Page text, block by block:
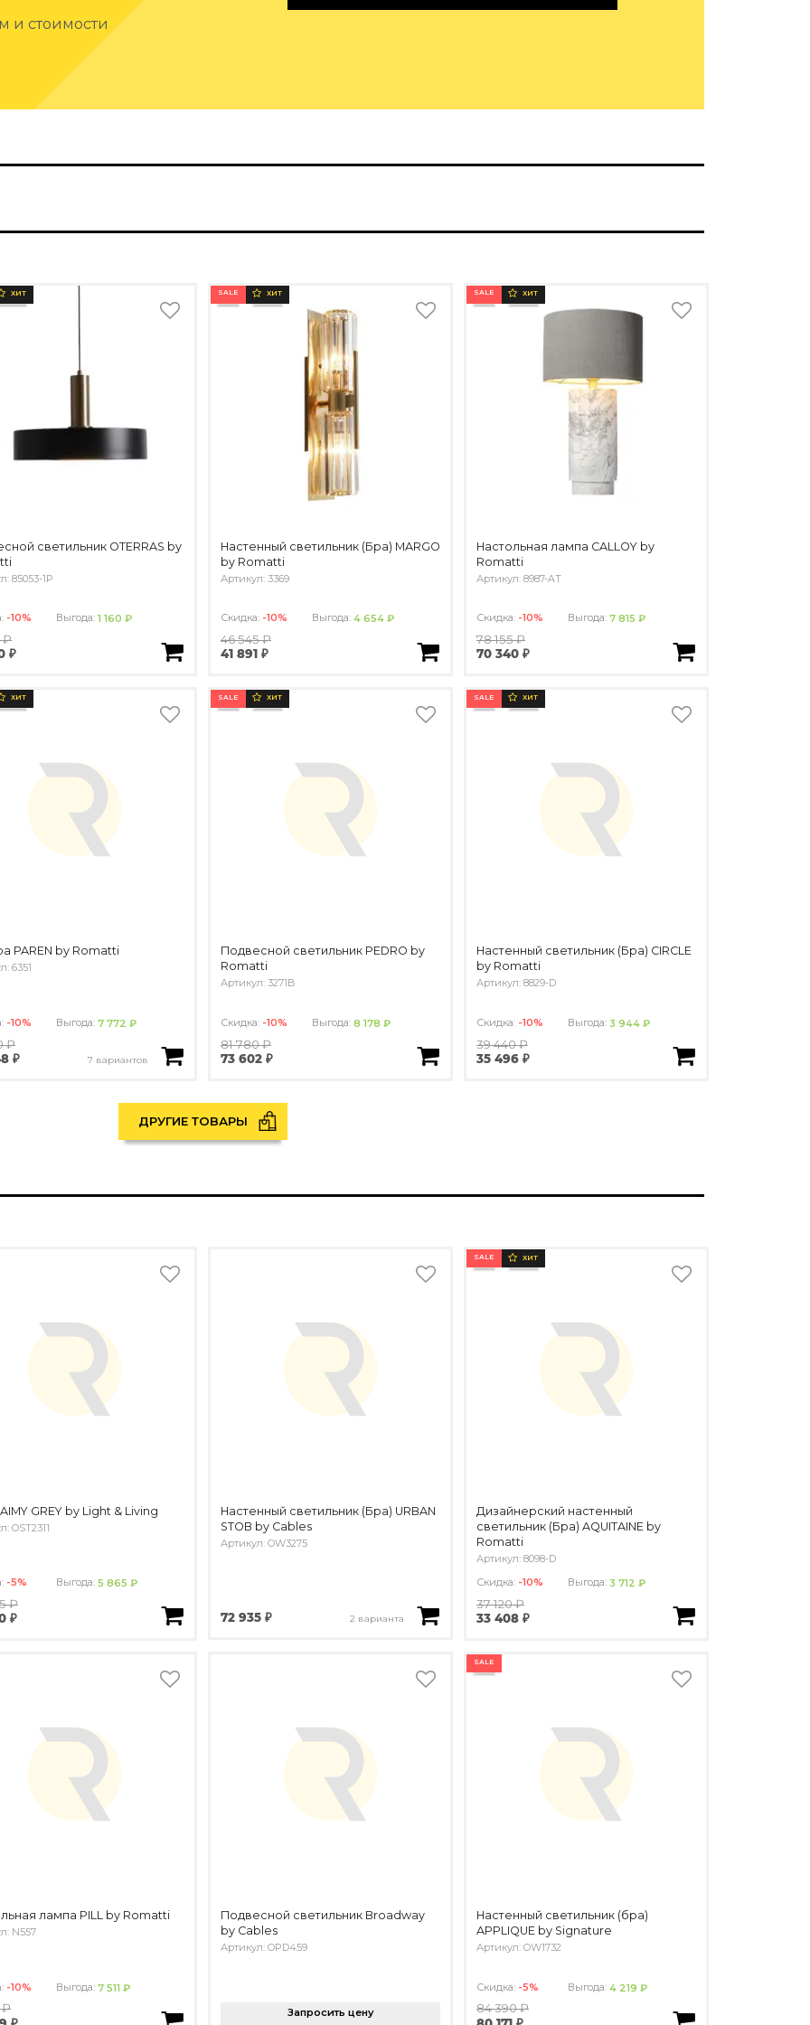
и стоимости
ХИТ
светильник OTERRAS by
85053-1P
-10% Выгода:1 160 ₽
₽
₽
SALE ХИТ
Настенный светильник (Бра) MARGO
by Romatti
Артикул: 3369
Скидка: -10% Выгода:4 654 ₽
46 545 ₽
41 891 ₽
SALE ХИТ
Настольная лампа CALLOY by
Romatti
Артикул: 8987-AT
Скидка: -10% Выгода:7 815 ₽
78 155 ₽
70 340 ₽
ХИТ
PAREN by Romatti
6351
-10% Выгода:7 772 ₽
₽
₽
7 вариантов
SALE ХИТ
Подвесной светильник PEDRO by
Romatti
Артикул: 3271B
Скидка: -10% Выгода:8 178 ₽
81 780 ₽
73 602 ₽
SALE ХИТ
Настенный светильник (Бра) CIRCLE
by Romatti
Артикул: 8829-D
Скидка: -10% Выгода: 3 944 ₽
39 440 ₽
35 496 ₽
ДРУГИЕ ТОВАРЫ
GREY by Light & Living
OST2311
-5% Выгода:5 865 ₽
₽
₽
Настенный светильник (Бра) URBAN
STOB by Cables
Артикул: OW3275
72 935 ₽ 2 варианта
SALE ХИТ
Дизайнерский настенный
светильник (Бра) AQUITAINE by
Romatti
Артикул: 8098-D
Скидка: -10% Выгода: 3 712 ₽
37 120 ₽
33 408 ₽
лампа PILL by Romatti
N557
-10% Выгода:7 511 ₽
₽
Подвесной светильник Broadway
by Cables
Артикул: OPD459
Запросить цену
SALE
Настенный светильник (бра)
APPLIQUE by Signature
Артикул: OW1732
Скидка: -5% Выгода:4 219 ₽
84 390 ₽